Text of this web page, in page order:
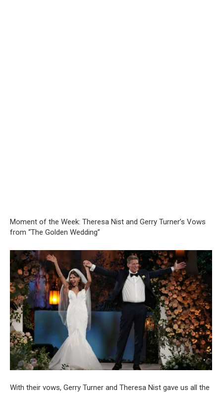
Moment of the Week: Theresa Nist and Gerry Turner’s Vows
from “The Golden Wedding”
With their vows, Gerry Turner and Theresa Nist gave us all the